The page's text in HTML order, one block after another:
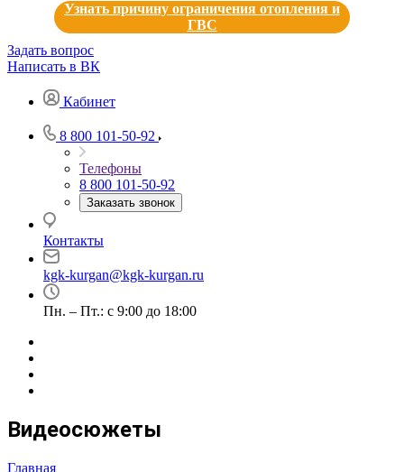
Узнать причину ограничения отопления и
ГВС
Задать вопрос
Написать в ВК
Кабинет
8 800 101-50-92
Телефоны
8 800 101-50-92
Заказать звонок
Контакты
kgk-kurgan@kgk-kurgan.ru
Пн. – Пт.: с 9:00 до 18:00
Видеосюжеты
Главная